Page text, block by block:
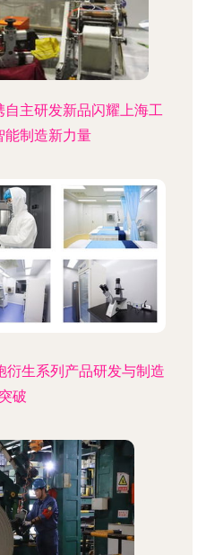
主研发新品闪耀上海工
能制造新力量
衍生系列产品研发与制造
破